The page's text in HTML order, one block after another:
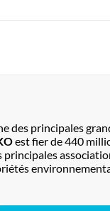
des principales
est fier de 440
principales